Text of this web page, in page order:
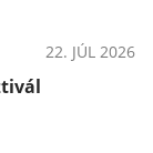
22. JÚL 2026